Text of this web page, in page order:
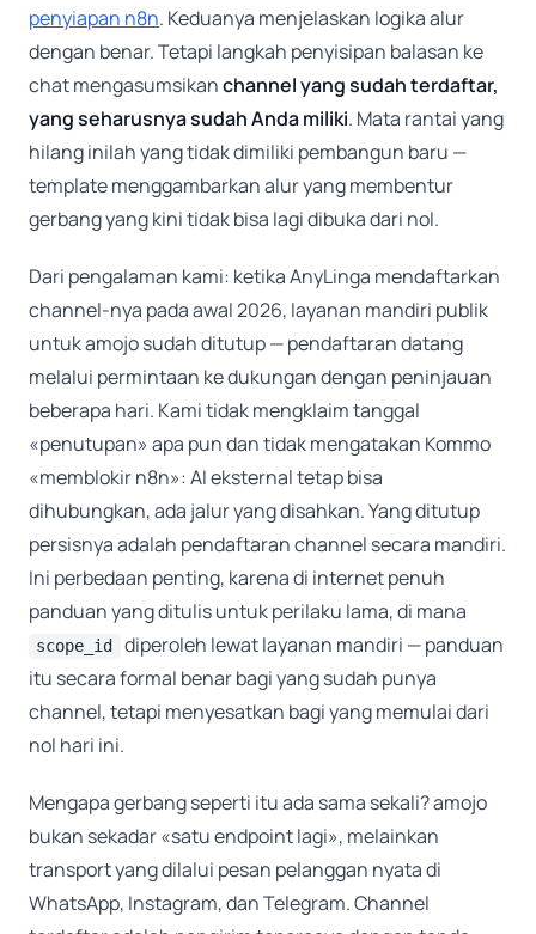
penyiapan n8n. Keduanya menjelaskan logika alur
dengan benar. Tetapi langkah penyisipan balasan ke
chat mengasumsikanchannel yang sudah terdaftar,
yang seharusnya sudah Anda miliki. Mata rantai yang
hilang inilah yang tidak dimiliki pembangun baru —
template menggambarkan alur yang membentur
gerbang yang kini tidak bisa lagi dibuka dari nol.
Dari pengalaman kami: ketika AnyLinga mendaftarkan
channel-nya pada awal 2026, layanan mandiri publik
untuk amojo sudah ditutup — pendaftaran datang
melalui permintaan ke dukungan dengan peninjauan
beberapa hari. Kami tidak mengklaim tanggal
«penutupan» apa pun dan tidak mengatakan Kommo
«memblokir n8n»: AI eksternal tetap bisa
dihubungkan, ada jalur yang disahkan. Yang ditutup
persisnya adalah pendaftaran channel secara mandiri.
Ini perbedaan penting, karena di internet penuh
panduan yang ditulis untuk perilaku lama, di mana
scope_id
diperoleh lewat layanan mandiri — panduan
itu secara formal benar bagi yang sudah punya
channel, tetapi menyesatkan bagi yang memulai dari
nol hari ini.
Mengapa gerbang seperti itu ada sama sekali? amojo
bukan sekadar «satu endpoint lagi», melainkan
transport yang dilalui pesan pelanggan nyata di
WhatsApp, Instagram, dan Telegram. Channel